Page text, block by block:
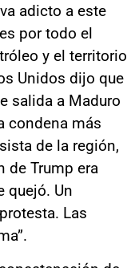
adicto a este
por todo el
y el territorio
Unidos dijo que
salida a Maduro
condena más
de la región,
de Trump era
quejó. Un
Las